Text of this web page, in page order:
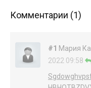
Комментарии (1)
#1 Мария
2022 09:58